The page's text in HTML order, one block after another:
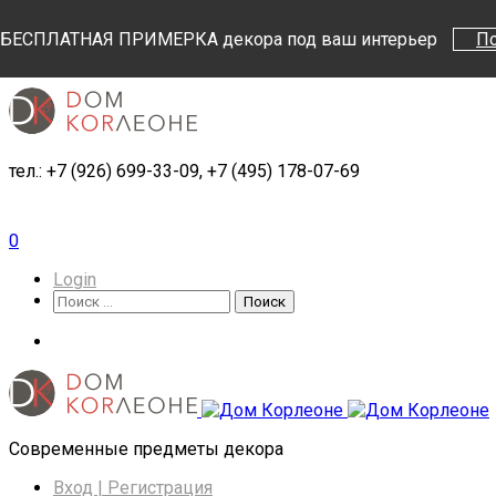
БЕСПЛАТНАЯ ПРИМЕРКА декора под ваш интерьер
тел.: +7 (926) 699-33-09, +7 (495) 178-07-69
0
Login
Поиск
Поиск
Cовременные предметы декора
Вход | Регистрация